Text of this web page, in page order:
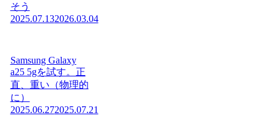
そう
2025.07.132026.03.04
Samsung Galaxy
a25 5gを試す。正
直、重い（物理的
に）
2025.06.272025.07.21